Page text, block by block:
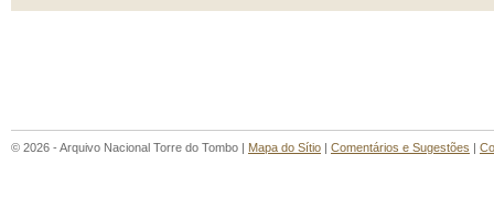
© 2026 - Arquivo Nacional Torre do Tombo | Mapa do Sítio | Comentários e Sugestões |